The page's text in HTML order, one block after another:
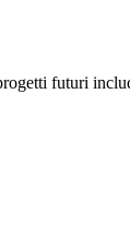
futuri